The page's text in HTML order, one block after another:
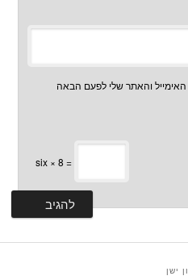
והאתר שלי לפעם הבאה
six × 8 =
ישן